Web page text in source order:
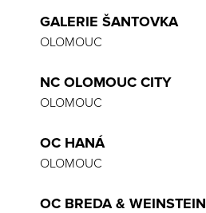
GALERIE ŠANTOVKA
OLOMOUC
NC OLOMOUC CITY
OLOMOUC
OC HANÁ
OLOMOUC
OC BREDA & WEINSTEIN